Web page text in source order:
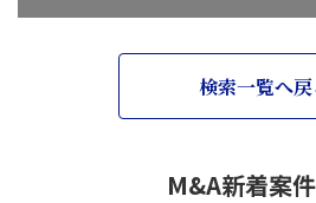
検索一覧へ戻
M&A新着案